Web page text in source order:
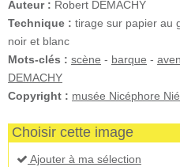
Auteur : Robert DEMACHY
Technique : tirage sur papier au
noir et blanc
Mots-clés : scène - barque -
DEMACHY
Copyright : musée Nicéphore
Choisir cette image
Ajouter à ma sélection